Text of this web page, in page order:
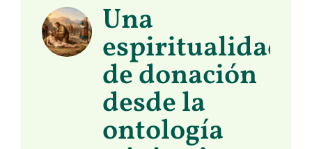
Una
espiritualidad
de donación
desde la
ontología